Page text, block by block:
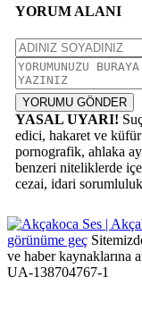
YORUM ALANI
YORUMU GÖNDER
YASAL UYARI!
edici, hakaret ve küfür
pornografik, ahlaka
benzeri niteliklerde
cezai, idari
görünüme geç
ve haber kaynaklarına
UA-138704767-1